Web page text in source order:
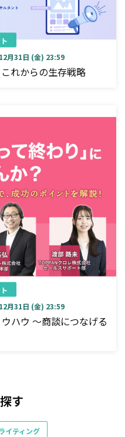
月31日 (金) 23:59
れからの生存戦略
月31日 (金) 23:59
ハウ ～商談につなげる
す
イティング